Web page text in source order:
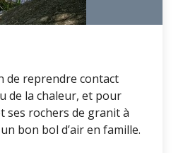
de reprendre contact
de la chaleur, et pour
ses rochers de granit à
bon bol d’air en famille.